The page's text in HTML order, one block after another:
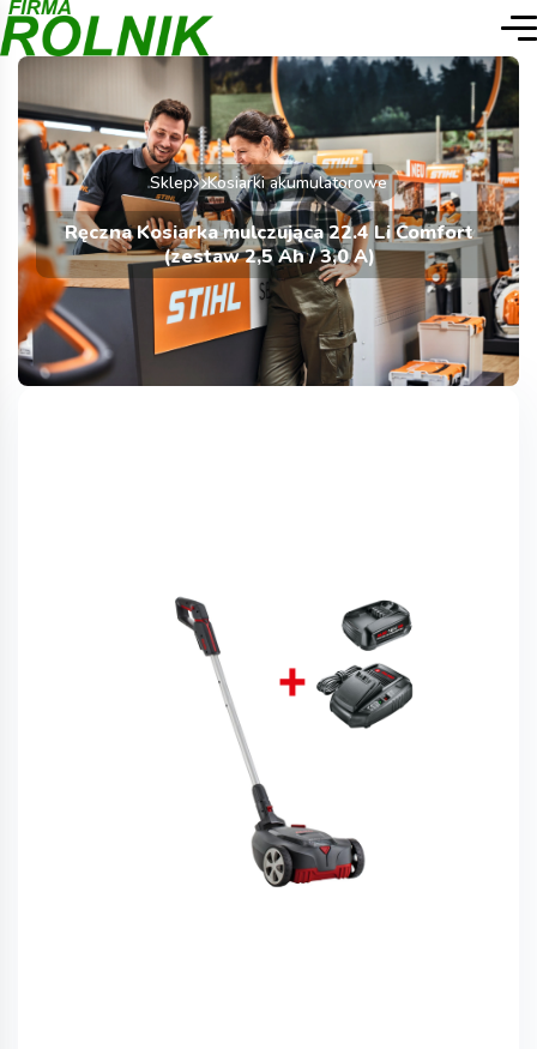
Sklep Kosiarki akumulatorowe
Ręczna Kosiarka mulczująca 22.4 Li Comfort
(zestaw 2,5 Ah / 3,0 A)